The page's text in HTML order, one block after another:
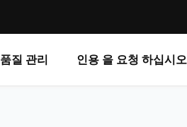
품질 관리 인용 을 요청 하십시오